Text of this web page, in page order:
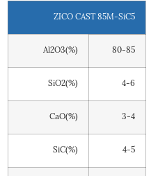
ZICO CAST 85M-SiC5
Al2O3(%) 80-85
SiO2(%) 4-6
CaO(%) 3-4
SiC(%) 4-5